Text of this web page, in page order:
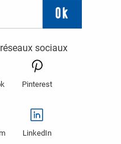
sociaux
Pinterest
LinkedIn